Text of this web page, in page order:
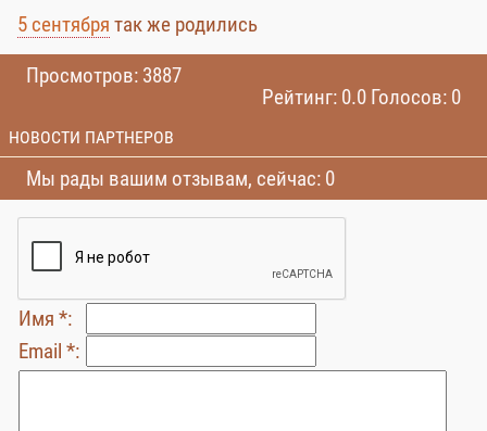
5 сентября так же родились
Просмотров: 3887
Рейтинг: 0.0 Голосов: 0
НОВОСТИ ПАРТНЕРОВ
Мы рады вашим отзывам, сейчас: 0
Имя *:
Email *: